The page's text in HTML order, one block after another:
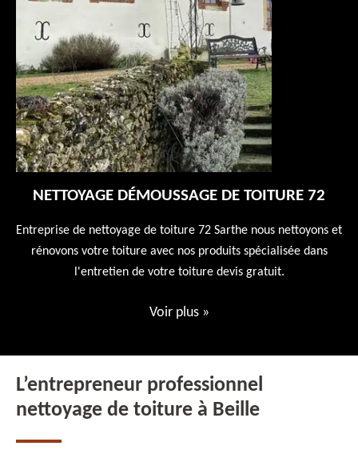
NETTOYAGE DÉMOUSSAGE DE TOITURE 72
Entreprise de nettoyage de toiture 72 Sarthe nous nettoyons et
rénovons votre toiture avec nos produits spécialisée dans
l'entretien de votre toiture devis gratuit.
Voir plus »
L’entrepreneur professionnel
nettoyage de toiture à Beille